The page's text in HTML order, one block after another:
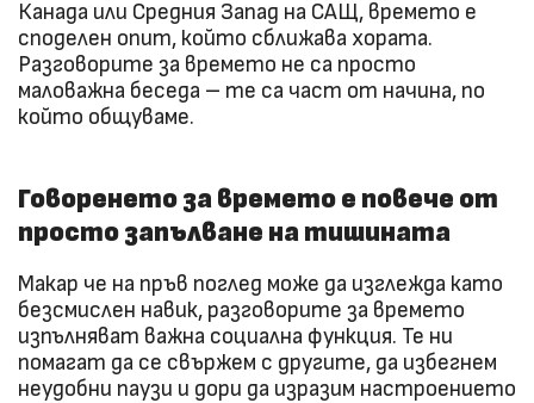
Канада или Средния Запад на САЩ, времето е
споделен опит, който сближава хората.
Разговорите за времето не са просто
маловажна беседа – те са част от начина, по
който общуваме.
Говоренето за времето е повече от
просто запълване на тишината
Макар че на пръв поглед може да изглежда като
безсмислен навик, разговорите за времето
изпълняват важна социална функция. Те ни
помагат да се свържем с другите, да избегнем
неудобни паузи и дори да изразим настроението